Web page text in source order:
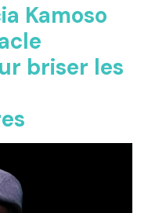
Kamoso
briser les